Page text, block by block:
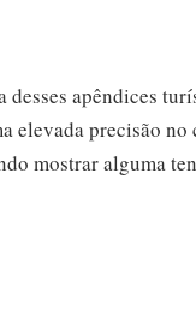
apêndices
elevada precisão
mostrar alguma